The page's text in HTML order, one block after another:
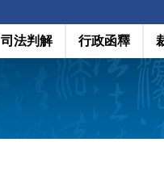
司法判解 行政函釋